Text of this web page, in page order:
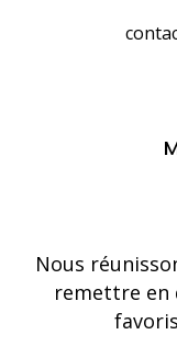
Nous
remettre en